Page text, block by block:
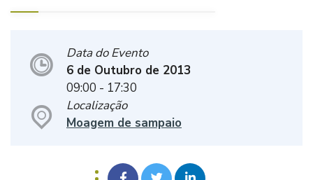
Data do Evento
6 de Outubro de 2013
09:00 - 17:30
Localização
Moagem de sampaio